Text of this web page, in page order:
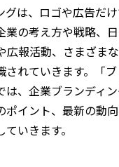
グは、ロゴや広告だ
業の考え方や戦略、
広報活動、さまざま
されていきます。「
は、企業ブランディ
ポイント、最新の動
いきます。